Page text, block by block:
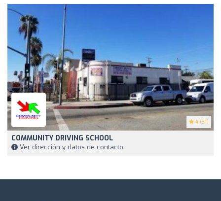
4 (31)
COMMUNITY DRIVING SCHOOL
Ver dirección y datos de contacto